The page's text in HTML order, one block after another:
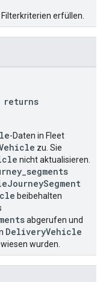
erfüllen.
returns
-Daten in Fleet
zu. Sie
nicht aktualisieren.
beibehalten
abgerufen und
DeliveryVehicle
wurden.